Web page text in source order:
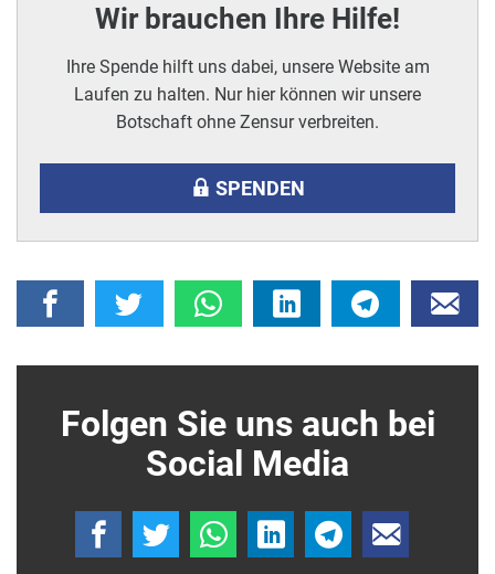
Wir brauchen Ihre Hilfe!
Ihre Spende hilft uns dabei, unsere Website am
Laufen zu halten. Nur hier können wir unsere
Botschaft ohne Zensur verbreiten.
SPENDEN
Folgen Sie uns auch bei
Social Media